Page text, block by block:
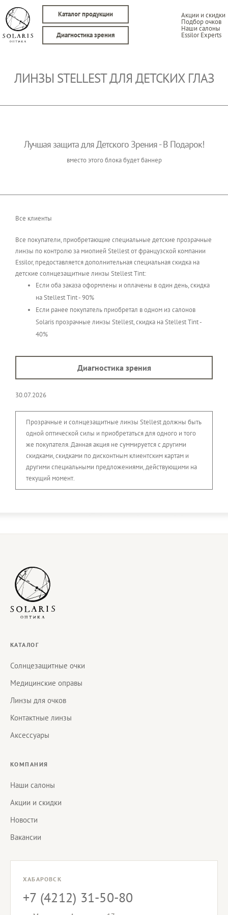
Каталог продукции Акции и скидки
Подбор очков
Наши салоны
Essilor Experts
Диагностика зрения
ЛИНЗЫ STELLEST ДЛЯ ДЕТСКИХ ГЛАЗ
Лучшая защита для Детского Зрения - В Подарок!
вместо этого блока будет баннер
Все клиенты
Все покупатели, приобретающие специальные детские прозрачные
линзы по контролю за миопией Stellest от французской компании
Essilor, предоставляется дополнительная специальная скидка на
детские солнцезащитные линзы Stellest Tint:
Если оба заказа оформлены и оплачены в один день, скидка
на Stellest Tint - 90%
Если ранее покупатель приобретал в одном из салонов
Solaris прозрачные линзы Stellest, скидка на Stellest Tint -
40%
Диагностика зрения
30.07.2026
Прозрачные и солнцезащитные линзы Stellest должны быть
одной оптической силы и приобретаться для одного и того
же покупателя. Данная акция не суммируется с другими
скидками, скидками по дисконтным клиентским картам и
другими специальными предложениями, действующими на
текущий момент.
КАТАЛОГ
Солнцезащитные очки
Медицинские оправы
Линзы для очков
Контактные линзы
Аксессуары
КОМПАНИЯ
Наши салоны
Акции и скидки
Новости
Вакансии
ХАБАРОВСК
+7 (4212) 31-50-80